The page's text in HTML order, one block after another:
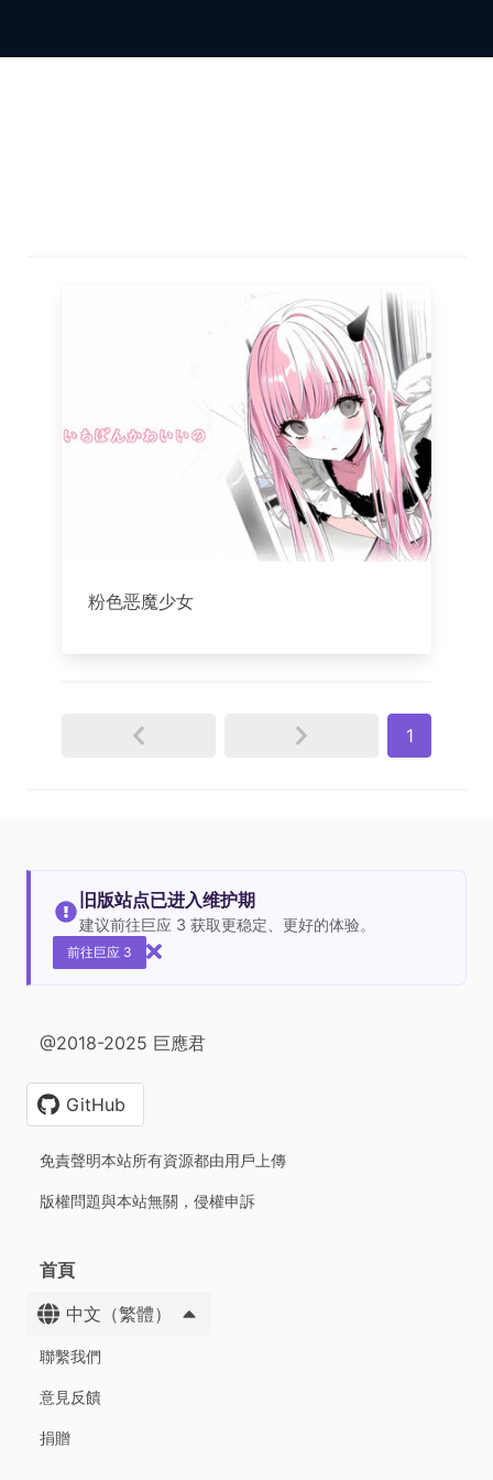
粉色恶魔少女
1
旧版站点已进入维护期
建议前往巨应 3 获取更稳定、更好的体验。
前往巨应 3
@2018-2025 巨應君
GitHub
免責聲明本站所有資源都由用戶上傳
版權問題與本站無關，侵權申訴
首頁
中文（繁體）
聯繫我們
意見反饋
捐贈